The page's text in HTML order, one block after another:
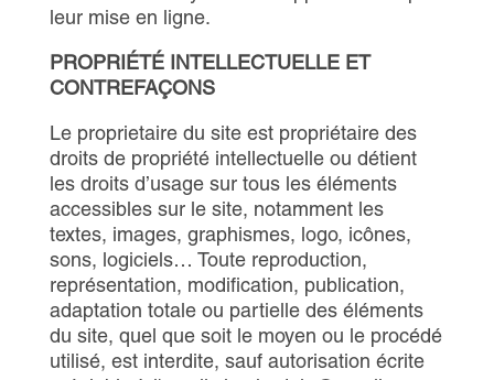
leur mise en ligne.
PROPRIÉTÉ INTELLECTUELLE ET
CONTREFAÇONS
Le proprietaire du site est propriétaire des
droits de propriété intellectuelle ou détient
les droits d’usage sur tous les éléments
accessibles sur le site, notamment les
textes, images, graphismes, logo, icônes,
sons, logiciels… Toute reproduction,
représentation, modification, publication,
adaptation totale ou partielle des éléments
du site, quel que soit le moyen ou le procédé
utilisé, est interdite, sauf autorisation écrite